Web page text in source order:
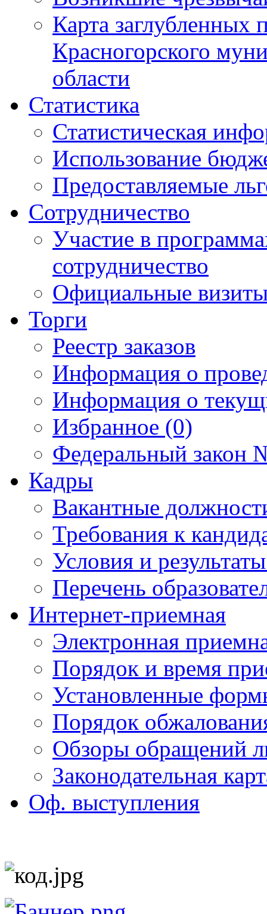
Карта
Красногорского
области
Статистика
Статистическая
Использование
Предоставляемые
Сотрудничество
Участие в
сотрудничество
Официальные
Торги
Реестр заказов
Информация о
Информация о
Избранное (0)
Федеральный закон
Кадры
Вакантные
Требования к
Условия и
Перечень
Интернет-приемная
Электронная
Порядок и время
Установленные
Порядок
Обзоры обращений
Законодательная
Оф. выступления